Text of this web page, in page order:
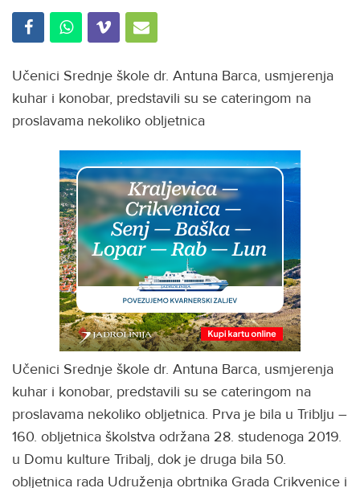
Učenici Srednje škole dr. Antuna Barca, usmjerenja
kuhar i konobar, predstavili su se cateringom na
proslavama nekoliko obljetnica
Učenici Srednje škole dr. Antuna Barca, usmjerenja
kuhar i konobar, predstavili su se cateringom na
proslavama nekoliko obljetnica. Prva je bila u Triblju –
160. obljetnica školstva održana 28. studenoga 2019.
u Domu kulture Tribalj, dok je druga bila 50.
obljetnica rada Udruženja obrtnika Grada Crikvenice i